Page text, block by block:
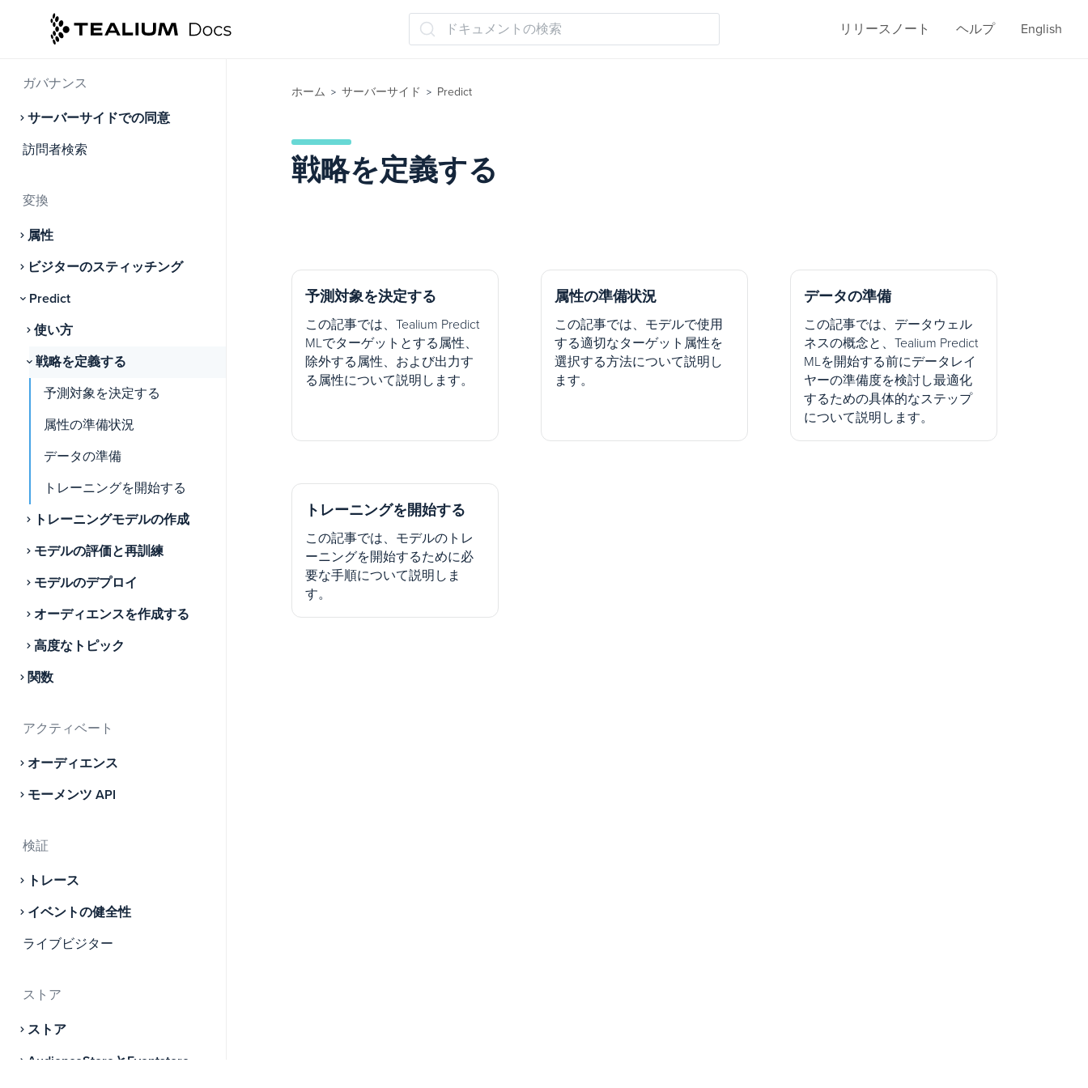
ドキュメントの検索 リリースノート ヘルプ English
コネクター
ガバナンス
サーバーサイドでの同意
訪問者検索
変換
属性
ビジターのスティッチング
Predict
使い方
戦略を定義する
予測対象を決定する
属性の準備状況
データの準備
トレーニングを開始する
トレーニングモデルの作成
モデルの評価と再訓練
モデルのデプロイ
オーディエンスを作成する
高度なトピック
関数
アクティベート
オーディエンス
モーメンツ API
検証
トレース
イベントの健全性
ライブビジター
ストア
ストア
AudienceStoreとEventstore
ホーム > サーバーサイド > Predict
戦略を定義する
予測対象を決定する
この記事では、Tealium Predict
MLでターゲットとする属性、
除外する属性、および出力す
る属性について説明します。
属性の準備状況
この記事では、モデルで使用
する適切なターゲット属性を
選択する方法について説明し
ます。
データの準備
この記事では、データウェル
ネスの概念と、Tealium Predict
MLを開始する前にデータレイ
ヤーの準備度を検討し最適化
するための具体的なステップ
について説明します。
トレーニングを開始する
この記事では、モデルのトレ
ーニングを開始するために必
要な手順について説明しま
す。